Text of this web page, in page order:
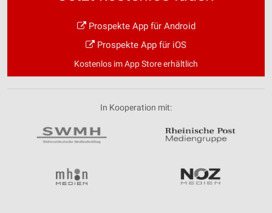
Prospekte App für Android
Prospekte App für iOS
Kostenlos im App Store erhältlich
In Kooperation mit: